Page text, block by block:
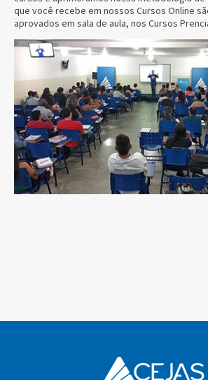
que você recebe em nossos Cursos Online
aprovados em sala de aula, nos Cursos